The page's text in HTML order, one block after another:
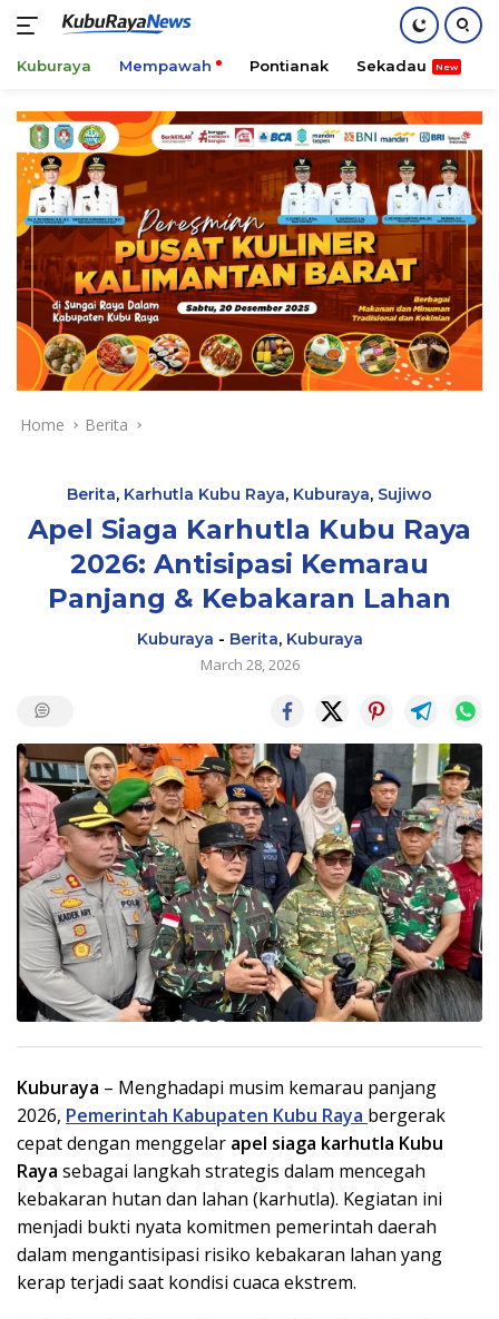
content
Kuburaya Mempawah Pontianak Sekadau
Home Berita
Berita, Karhutla Kubu Raya, Kuburaya, Sujiwo
Apel Siaga Karhutla Kubu Raya
2026: Antisipasi Kemarau
Panjang & Kebakaran Lahan
Kuburaya - Berita, Kuburaya
March 28, 2026
Kuburaya – Menghadapi musim kemarau panjang
2026, Pemerintah Kabupaten Kubu Raya bergerak
cepat dengan menggelar apel siaga karhutla Kubu
Raya sebagai langkah strategis dalam mencegah
kebakaran hutan dan lahan (karhutla). Kegiatan ini
menjadi bukti nyata komitmen pemerintah daerah
dalam mengantisipasi risiko kebakaran lahan yang
kerap terjadi saat kondisi cuaca ekstrem.